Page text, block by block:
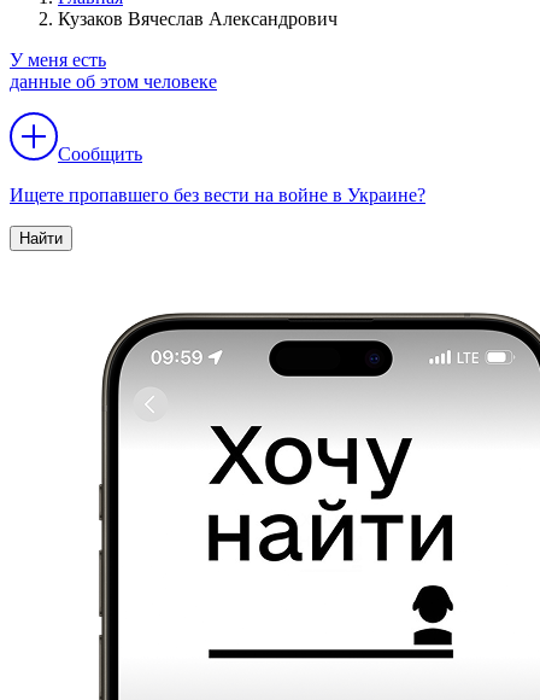
Кузаков Вячеслав Александрович
У меня есть
данные об этом человеке
Сообщить
Ищете пропавшего без вести на войне в Украине?
Найти